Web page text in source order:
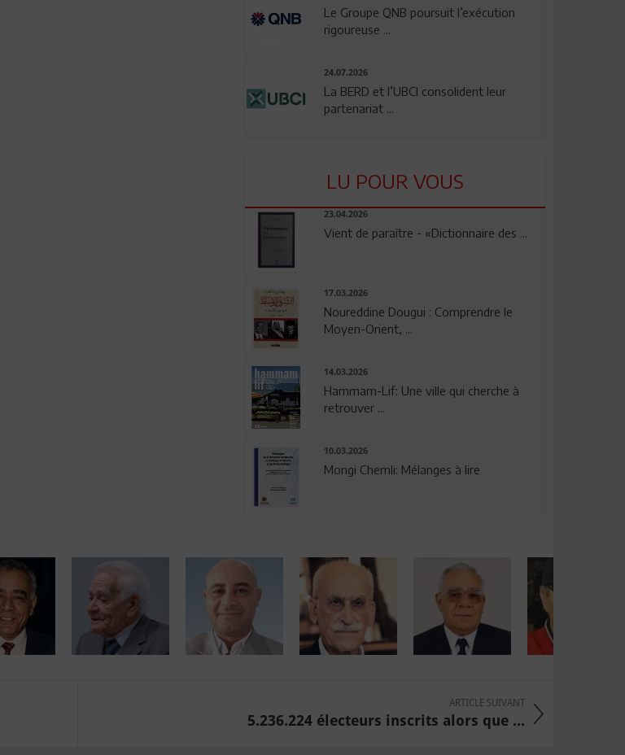
Le Groupe QNB poursuit l’exécution
rigoureuse ...
24.07.2026
La BERD et l’UBCI consolident leur
partenariat ...
LU POUR VOUS
23.04.2026
Vient de paraître - «Dictionnaire des ...
17.03.2026
Noureddine Dougui : Comprendre le
Moyen-Orient, ...
14.03.2026
Hammam-Lif: Une ville qui cherche à
retrouver ...
10.03.2026
Mongi Chemli: Mélanges à lire
ARTICLE SUIVANT
5.236.224 électeurs inscrits alors que ...